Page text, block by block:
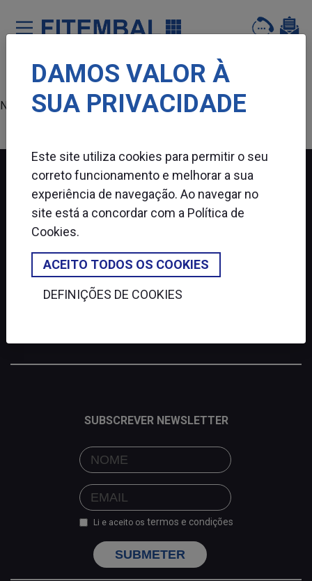
Saltar para o conteï¿½do principal da pï¿½gina
Nenhum produto encontrado.
FITEMBAL
SUBSCREVER NEWSLETTER
Li e aceito os termos e condições
SUBMETER
DAMOS VALOR À
SUA PRIVACIDADE
Este site utiliza cookies para permitir o seu
correto funcionamento e melhorar a sua
experiência de navegação. Ao navegar no
site está a concordar com a Política de
Cookies.
ACEITO TODOS OS COOKIES
DEFINIÇÕES DE COOKIES